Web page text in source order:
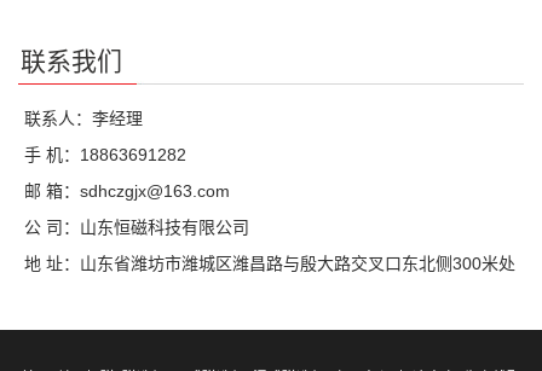
联系我们
联系人：李经理
手 机：18863691282
邮 箱：sdhczgjx@163.com
公 司：山东恒磁科技有限公司
地 址：山东省潍坊市潍城区潍昌路与殷大路交叉口东北侧300米处